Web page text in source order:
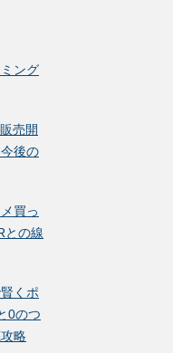
ング
売開
後の
買っ
との線
くポ
0のつ
略